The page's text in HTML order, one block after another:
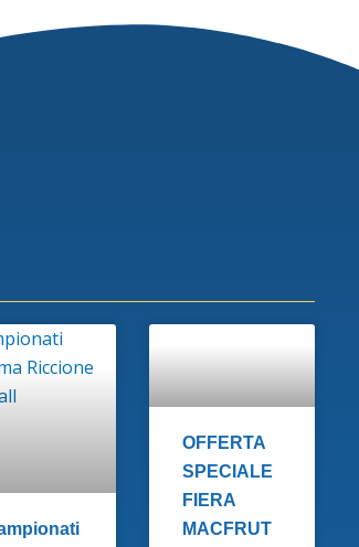
OFFERTA
SPECIALE
FIERA
MACFRUT